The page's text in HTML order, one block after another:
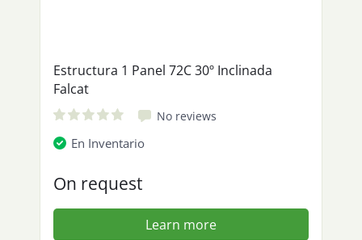
Estructura 1 Panel 72C 30º Inclinada
Falcat
No reviews
En Inventario
On request
Learn more